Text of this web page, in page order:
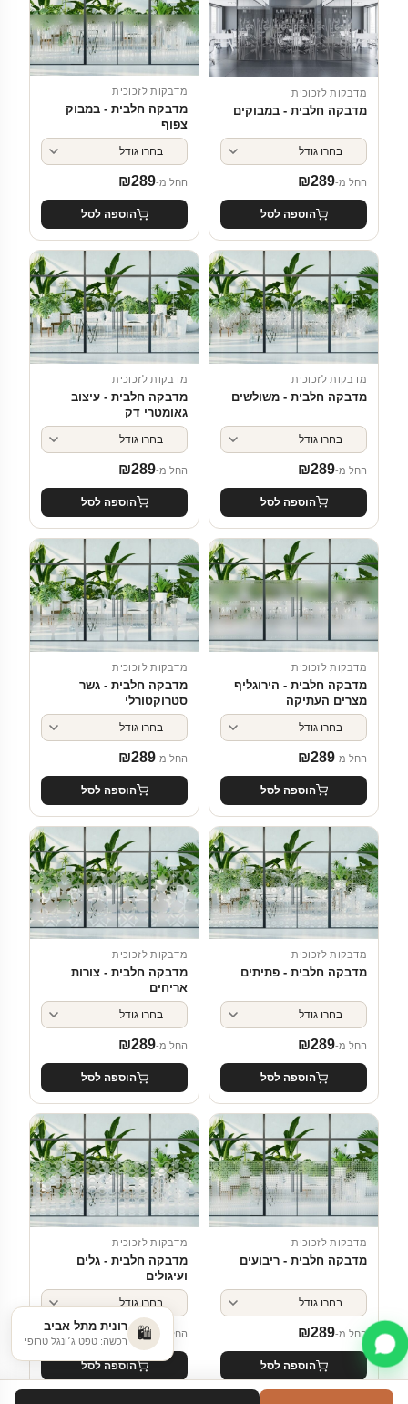
מדבקות לזכוכית
מדבקה חלבית - במבוקים
החל מ- ₪289
הוספה לסל
מדבקות לזכוכית
מדבקה חלבית - במבוק
צפוף
החל מ- ₪289
הוספה לסל
מדבקות לזכוכית
מדבקה חלבית - משולשים
החל מ- ₪289
הוספה לסל
מדבקות לזכוכית
מדבקה חלבית - עיצוב
גאומטרי דק
החל מ- ₪289
הוספה לסל
מדבקות לזכוכית
מדבקה חלבית - הירוגליף
מצרים העתיקה
החל מ- ₪289
הוספה לסל
מדבקות לזכוכית
מדבקה חלבית - גשר
סטרוקטורלי
החל מ- ₪289
הוספה לסל
מדבקות לזכוכית
מדבקה חלבית - פתיתים
החל מ- ₪289
הוספה לסל
מדבקות לזכוכית
מדבקה חלבית - צורות
אריחים
החל מ- ₪289
הוספה לסל
מדבקות לזכוכית
מדבקה חלבית - ריבועים
החל מ- ₪289
הוספה לסל
מדבקות לזכוכית
מדבקה חלבית - גלים
ועיגולים
החל מ- ₪ 289
הוספה לסל